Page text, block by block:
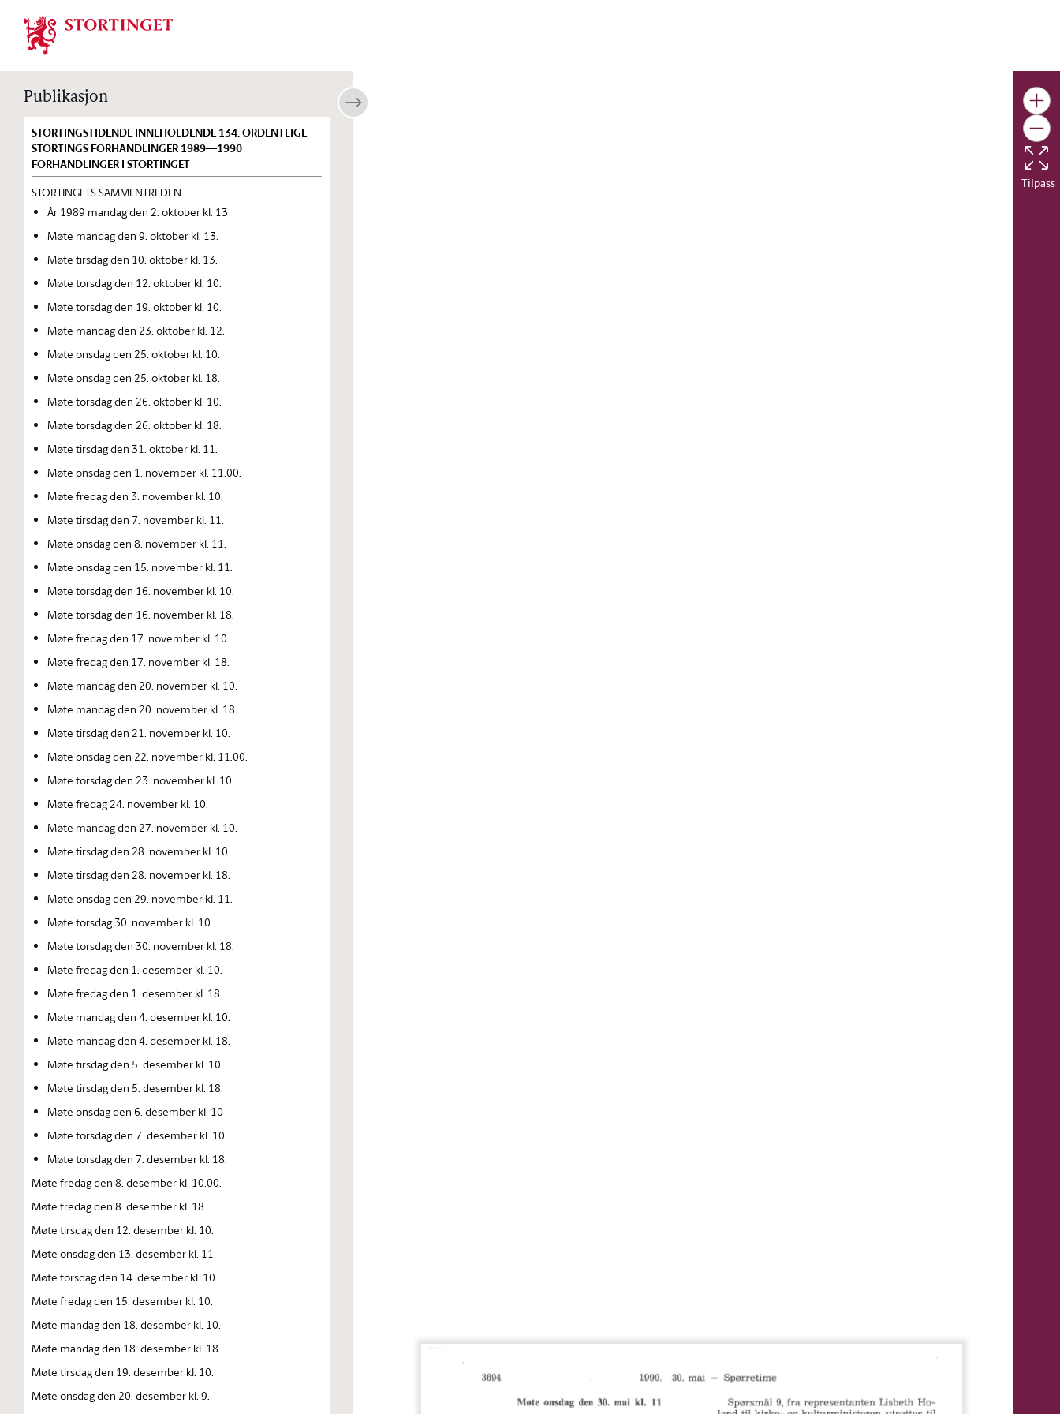
Stortinget.no
Publikasjon
STORTINGSTIDENDE INNEHOLDENDE 134. ORDENTLIGE
STORTINGS FORHANDLINGER 1989—1990
FORHANDLINGER I STORTINGET
STORTINGETS SAMMENTREDEN
År 1989 mandag den 2. oktober kl. 13
Møte mandag den 9. oktober kl. 13.
Møte tirsdag den 10. oktober kl. 13.
Møte torsdag den 12. oktober kl. 10.
Møte torsdag den 19. oktober kl. 10.
Møte mandag den 23. oktober kl. 12.
Møte onsdag den 25. oktober kl. 10.
Møte onsdag den 25. oktober kl. 18.
Møte torsdag den 26. oktober kl. 10.
Møte torsdag den 26. oktober kl. 18.
Møte tirsdag den 31. oktober kl. 11.
Møte onsdag den 1. november kl. 11.00.
Møte fredag den 3. november kl. 10.
Møte tirsdag den 7. november kl. 11.
Møte onsdag den 8. november kl. 11.
Møte onsdag den 15. november kl. 11.
Møte torsdag den 16. november kl. 10.
Møte torsdag den 16. november kl. 18.
Møte fredag den 17. november kl. 10.
Møte fredag den 17. november kl. 18.
Møte mandag den 20. november kl. 10.
Møte mandag den 20. november kl. 18.
Møte tirsdag den 21. november kl. 10.
Møte onsdag den 22. november kl. 11.00.
Møte torsdag den 23. november kl. 10.
Møte fredag 24. november kl. 10.
Møte mandag den 27. november kl. 10.
Møte tirsdag den 28. november kl. 10.
Møte tirsdag den 28. november kl. 18.
Møte onsdag den 29. november kl. 11.
Møte torsdag 30. november kl. 10.
Møte torsdag den 30. november kl. 18.
Møte fredag den 1. desember kl. 10.
Møte fredag den 1. desember kl. 18.
Møte mandag den 4. desember kl. 10.
Møte mandag den 4. desember kl. 18.
Møte tirsdag den 5. desember kl. 10.
Møte tirsdag den 5. desember kl. 18.
Møte onsdag den 6. desember kl. 10
Møte torsdag den 7. desember kl. 10.
Møte torsdag den 7. desember kl. 18.
Møte fredag den 8. desember kl. 10.00.
Møte fredag den 8. desember kl. 18.
Møte tirsdag den 12. desember kl. 10.
Møte onsdag den 13. desember kl. 11.
Møte torsdag den 14. desember kl. 10.
Møte fredag den 15. desember kl. 10.
Møte mandag den 18. desember kl. 10.
Møte mandag den 18. desember kl. 18.
Møte tirsdag den 19. desember kl. 10.
Møte onsdag den 20. desember kl. 9.